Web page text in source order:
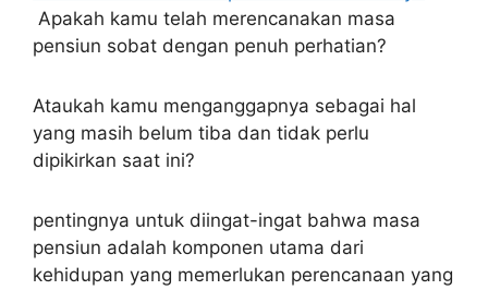
Apakah kamu telah merencanakan masa
pensiun sobat dengan penuh perhatian?
Ataukah kamu menganggapnya sebagai hal
yang masih belum tiba dan tidak perlu
dipikirkan saat ini?
pentingnya untuk diingat-ingat bahwa masa
pensiun adalah komponen utama dari
kehidupan yang memerlukan perencanaan yang